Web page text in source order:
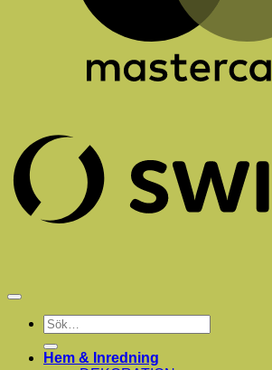
Sök
efter:
Hem & Inredning